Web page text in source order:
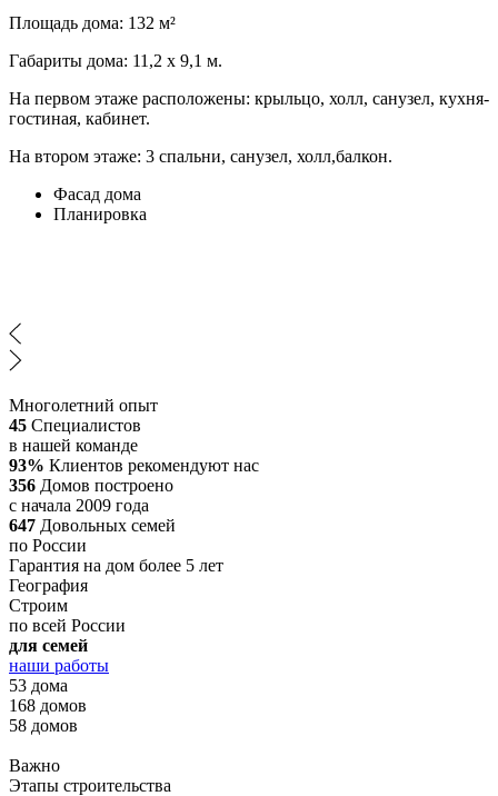
Площадь дома: 132 м²
Габариты дома: 11,2 х 9,1 м.
На первом этаже расположены: крыльцо, холл, санузел, кухня-
гостиная, кабинет.
На втором этаже: 3 спальни, санузел, холл,балкон.
Фасад дома
Планировка
Многолетний опыт
45 Специалистов
в нашей команде
93% Клиентов рекомендуют нас
356 Домов построено
с начала 2009 года
647 Довольных семей
по России
Гарантия на дом более 5 лет
География
Строим
по всей России
для семей
наши работы
53 дома
168 домов
58 домов
Важно
Этапы строительства